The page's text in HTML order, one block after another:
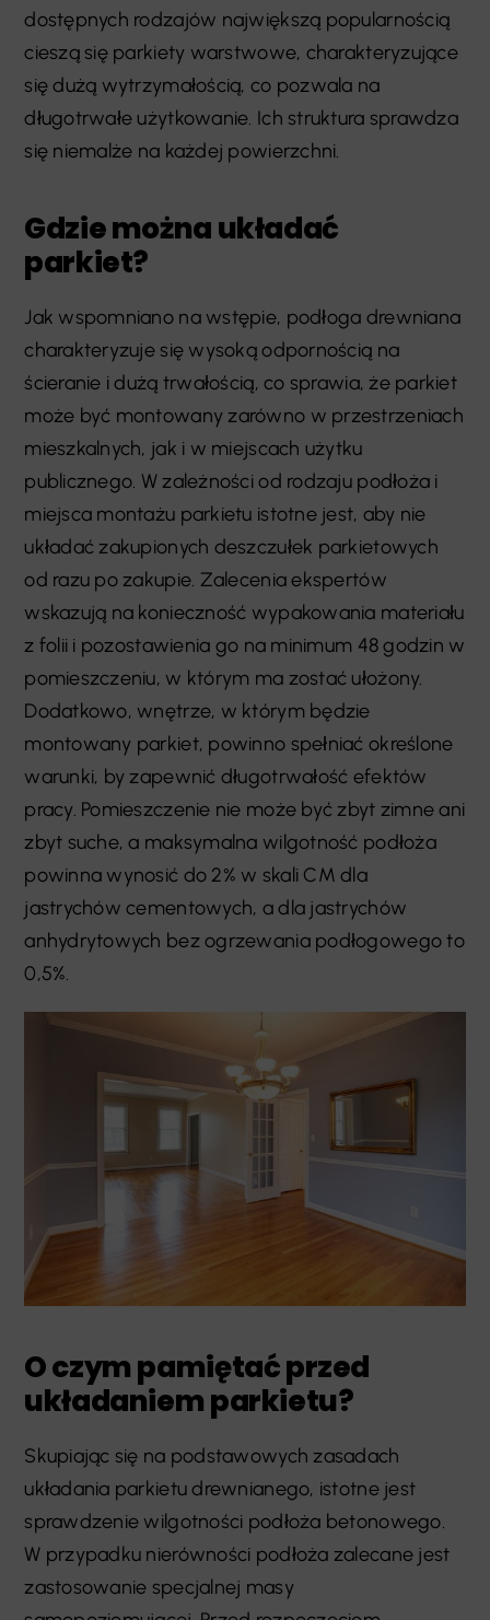
dostępnych rodzajów największą popularnością
cieszą się parkiety warstwowe, charakteryzujące
się dużą wytrzymałością, co pozwala na
długotrwałe użytkowanie. Ich struktura sprawdza
się niemalże na każdej powierzchni.
Gdzie można układać
parkiet?
Jak wspomniano na wstępie, podłoga drewniana
charakteryzuje się wysoką odpornością na
ścieranie i dużą trwałością, co sprawia, że parkiet
może być montowany zarówno w przestrzeniach
mieszkalnych, jak i w miejscach użytku
publicznego. W zależności od rodzaju podłoża i
miejsca montażu parkietu istotne jest, aby nie
układać zakupionych deszczułek parkietowych
od razu po zakupie. Zalecenia ekspertów
wskazują na konieczność wypakowania materiału
z folii i pozostawienia go na minimum 48 godzin w
pomieszczeniu, w którym ma zostać ułożony.
Dodatkowo, wnętrze, w którym będzie
montowany parkiet, powinno spełniać określone
warunki, by zapewnić długotrwałość efektów
pracy. Pomieszczenie nie może być zbyt zimne ani
zbyt suche, a maksymalna wilgotność podłoża
powinna wynosić do 2% w skali CM dla
jastrychów cementowych, a dla jastrychów
anhydrytowych bez ogrzewania podłogowego to
0,5%.
O czym pamiętać przed
układaniem parkietu?
Skupiając się na podstawowych zasadach
układania parkietu drewnianego, istotne jest
sprawdzenie wilgotności podłoża betonowego.
W przypadku nierówności podłoża zalecane jest
zastosowanie specjalnej masy